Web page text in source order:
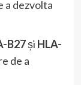
a dezvolta
B27și HLA-
de a